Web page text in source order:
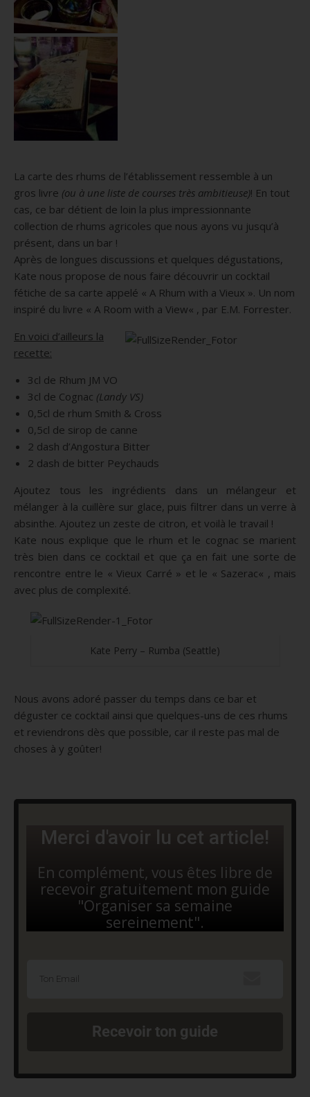
La carte des rhums de l’établissement ressemble à un
gros livre (ou à une liste de courses très ambitieuse)! En tout
cas, ce bar détient de loin la plus impressionnante
collection de rhums agricoles que nous ayons vu jusqu’à
présent, dans un bar !
Après de longues discussions et quelques dégustations,
Kate nous propose de nous faire découvrir un cocktail
fétiche de sa carte appelé « A Rhum with a Vieux ». Un nom
inspiré du livre « A Room with a View« , par E.M. Forrester.
En voici d’ailleurs la
recette:
3cl de Rhum JM VO
3cl de Cognac (Landy VS)
0,5cl de rhum Smith & Cross
0,5cl de sirop de canne
2 dash d’Angostura Bitter
2 dash de bitter Peychauds
Ajoutez tous les ingrédients dans un mélangeur et
mélanger à la cuillère sur glace, puis filtrer dans un verre à
absinthe. Ajoutez un zeste de citron, et voilà le travail !
Kate nous explique que le rhum et le cognac se marient
très bien dans ce cocktail et que ça en fait une sorte de
rencontre entre le « Vieux Carré » et le « Sazerac« , mais
avec plus de complexité.
Kate Perry – Rumba (Seattle)
Nous avons adoré passer du temps dans ce bar et
déguster ce cocktail ainsi que quelques-uns de ces rhums
et reviendrons dès que possible, car il reste pas mal de
choses à y goûter!
Merci d'avoir lu cet article!
En complément, vous êtes libre de
recevoir gratuitement mon guide
"Organiser sa semaine
sereinement".
Recevoir ton guide